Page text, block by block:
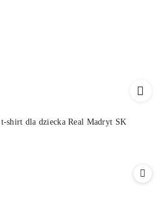
shirt dla dziecka Real Madryt SK